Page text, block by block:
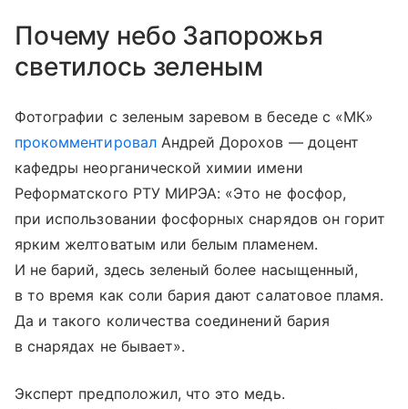
Почему небо Запорожья
светилось зеленым
Фотографии с зеленым заревом в беседе с «МК»
прокомментировалАндрей Дорохов — доцент
кафедры неорганической химии имени
Реформатского РТУ МИРЭА: «Это не фосфор,
при использовании фосфорных снарядов он горит
ярким желтоватым или белым пламенем.
И не барий, здесь зеленый более насыщенный,
в то время как соли бария дают салатовое пламя.
Да и такого количества соединений бария
в снарядах не бывает».
Эксперт предположил, что это медь.